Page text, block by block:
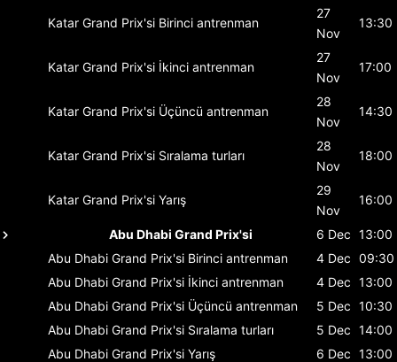
Katar Grand Prix'si Birinci antrenman
27
Nov
13:30
Katar Grand Prix'si İkinci antrenman
27
Nov
17:00
Katar Grand Prix'si Üçüncü antrenman
28
Nov
14:30
Katar Grand Prix'si Sıralama turları
28
Nov
18:00
Katar Grand Prix'si Yarış
29
Nov
16:00
Abu Dhabi Grand Prix'si 6 Dec 13:00
Abu Dhabi Grand Prix'si Birinci antrenman 4 Dec 09:30
Abu Dhabi Grand Prix'si İkinci antrenman 4 Dec 13:00
Abu Dhabi Grand Prix'si Üçüncü antrenman 5 Dec 10:30
Abu Dhabi Grand Prix'si Sıralama turları 5 Dec 14:00
Abu Dhabi Grand Prix'si Yarış 6 Dec 13:00